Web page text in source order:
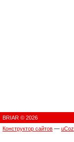
BRIAR © 2026
Конструктор сайтов — uCoz